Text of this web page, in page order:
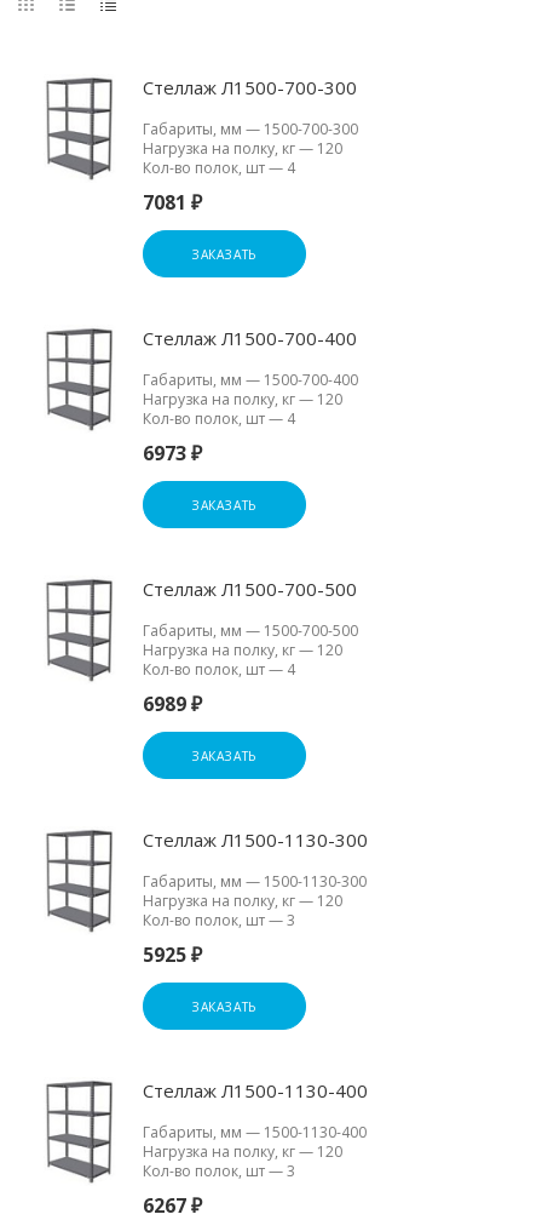
Стеллаж Л1500-700-300
Габариты, мм — 1500-700-300
Нагрузка на полку, кг— 120
Кол-во полок, шт— 4
7081 ₽
ЗАКАЗАТЬ
Стеллаж Л1500-700-400
Габариты, мм — 1500-700-400
Нагрузка на полку, кг— 120
Кол-во полок, шт— 4
6973 ₽
ЗАКАЗАТЬ
Стеллаж Л1500-700-500
Габариты, мм — 1500-700-500
Нагрузка на полку, кг— 120
Кол-во полок, шт— 4
6989 ₽
ЗАКАЗАТЬ
Стеллаж Л1500-1130-300
Габариты, мм — 1500-1130-300
Нагрузка на полку, кг— 120
Кол-во полок, шт—3
5925 ₽
ЗАКАЗАТЬ
Стеллаж Л1500-1130-400
Габариты, мм — 1500-1130-400
Нагрузка на полку, кг— 120
Кол-во полок, шт—3
6267 ₽